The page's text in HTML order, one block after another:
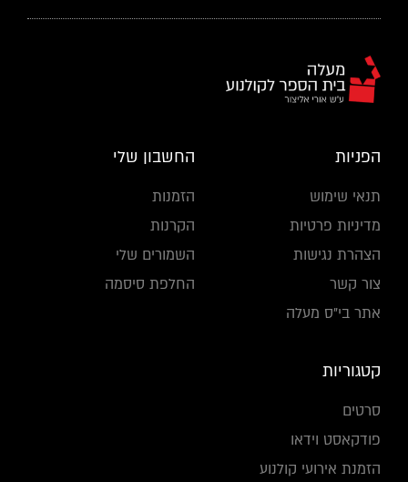
הפניות
תנאי שימוש
מדיניות פרטיות
הצהרת נגישות
צור קשר
אתר בי"ס מעלה
החשבון שלי
הזמנות
הקרנות
השמורים שלי
החלפת סיסמה
קטגוריות
סרטים
פודקאסט וידאו
הזמנת אירועי קולנוע